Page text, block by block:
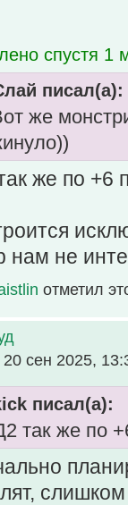
спустя 1
писал(а):
же
же по +6
нам не
отметил
20 сен 2025,
писал(а):
так же по